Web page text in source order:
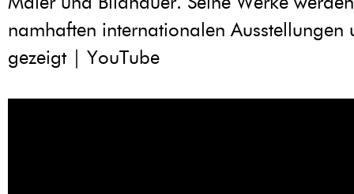
namhaften internationalen Ausstellungen
gezeigt | YouTube